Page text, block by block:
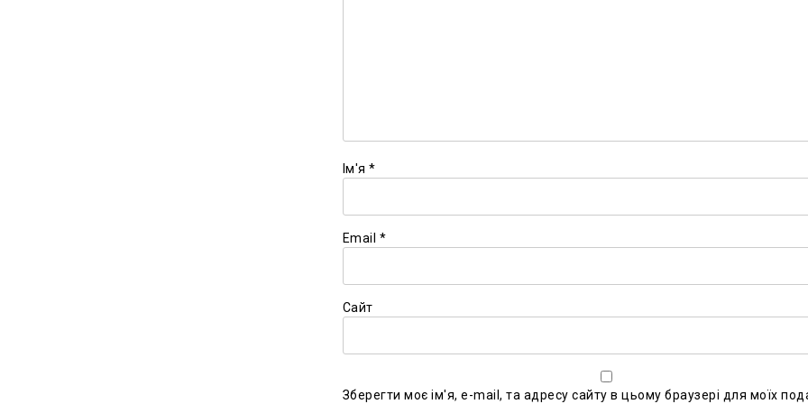
Ім'я *
Email *
Сайт
Зберегти моє ім'я, e-mail, та адресу сайту в цьому браузері для моїх